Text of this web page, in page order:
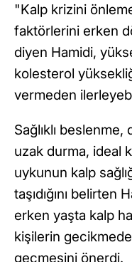
"Kalp krizini
faktörlerini erken
diyen Hamidi,
kolesterol
vermeden
Sağlıklı
uzak durma, ideal
uykunun kalp
taşıdığını belirten
erken yaşta kalp
kişilerin
geçmesini önerdi.